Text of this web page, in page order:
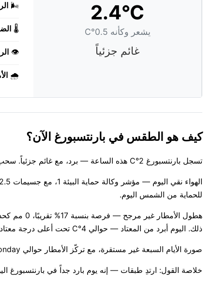
2.4°C
يشعر وكأنه 0.5°C
غائم جزئياً
🌬️
🌡️
👁️
🌧️
كيف هو الطقس في بارنتسبورغ الآن؟
تسجل بارنتسبورغ 2°C هذه الساعة — برد، مع غائم جزئياً. سحب متفرقة تلطف من حدة أشعة الشمس. يبدو الوضع في الخارج قرابة 0°C.
للحماية من الشمس اليوم.
ذلك. اليوم أبرد من المعتاد — حوالي 4°C تحت أعلى درجة معتادة لـأغسطس وهي 7°C.
صورة الأيام السبعة غير مستقرة، مع تركّز الأمطار حوالي Monday. للمعلومية، أعلى درجة حرارة قياسية لهذا التاريخ في بارنتسبورغ هي 18°C.
خلاصة القول: ارتدِ طبقات — إنه يوم بارد جداً في بارنتسبورغ